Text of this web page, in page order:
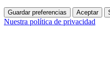
Guardar preferencias Aceptar
Nuestra política de privacidad